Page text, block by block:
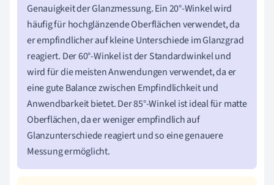
Genauigkeit der Glanzmessung. Ein 20°-Winkel wird
häufig für hochglänzende Oberflächen verwendet, da
er empfindlicher auf kleine Unterschiede im Glanzgrad
reagiert. Der 60°-Winkel ist der Standardwinkel und
wird für die meisten Anwendungen verwendet, da er
eine gute Balance zwischen Empfindlichkeit und
Anwendbarkeit bietet. Der 85°-Winkel ist ideal für matte
Oberflächen, da er weniger empfindlich auf
Glanzunterschiede reagiert und so eine genauere
Messung ermöglicht.